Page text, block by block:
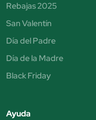
Rebajas 2025
San Valentín
Día del Padre
Día de la Madre
Black Friday
Ayuda